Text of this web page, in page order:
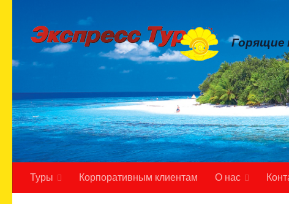
Skip to content
Горящие
Туры Корпоративным клиентам О нас